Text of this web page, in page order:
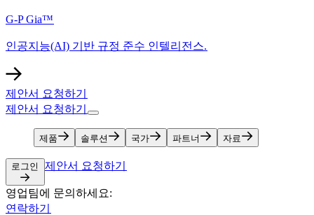
G-P Gia™​​
인공지능(AI) 기반 규정 준수 인텔리전스.​​
제안서 요청하기​​
제안서 요청하기​​
제품​​ 솔루션​​ 국가​​ 파트너​​ 자료​​
로그인​​ 제안서 요청하기​​
영업팀에 문의하세요:​​
연락하기​​